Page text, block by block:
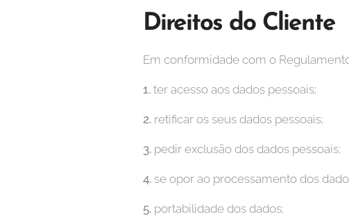
Direitos do Cliente
Em conformidade com o
1. ter acesso aos dados pessoais;
2. retificar os seus dados pessoais;
3. pedir exclusão dos dados pessoais;
4. se opor ao processamento dos
5. portabilidade dos dados;